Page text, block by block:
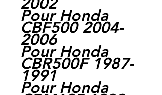
Pour Honda
CBF500 2004-
2006
Pour Honda
CBR500F 1987-
1991
Pour Honda